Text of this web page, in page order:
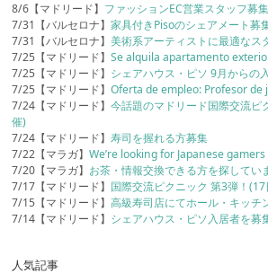
8/6【マドリード】 ファッションEC営業スタッフ募集
7/31【バルセロナ】家具付きPisoのシェアメート募
7/31【バルセロナ】美術系アーティストに最適なス
7/25【マドリード】Se alquila apartamento
7/25【マドリード】 シェアハウス・ピソ 9月からの
7/25【マドリード】Oferta de empleo: Profesor
7/24【マドリード】今話題のマドリード国際交流ピ
催)
7/24【マドリード】寿司を握れる方募集
7/22【マラガ】We’re looking for Japanese
7/20【マラガ】 お茶・情報交換できる方を探してい
7/17【マドリード】 国際交流ピクニック 第3弾！
7/15【マドリード】高級寿司店にてホール・キッチ
7/14【マドリード】 シェアハウス・ピソ入居者を募
人気記事